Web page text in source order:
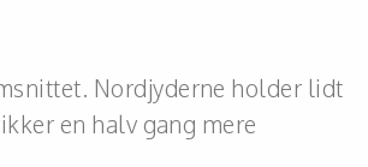
Nordjyderne holder lidt
en halv gang mere